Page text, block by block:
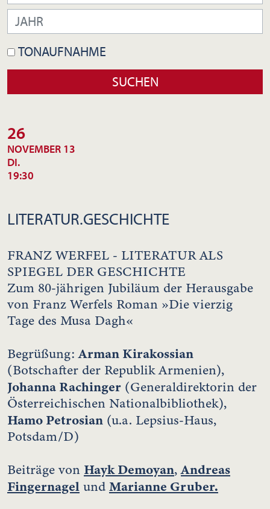
TONAUFNAHME
26
NOVEMBER 13
DI.
19:30
LITERATUR.GESCHICHTE
FRANZ WERFEL - LITERATUR ALS
SPIEGEL DER GESCHICHTE
Zum 80-jährigen Jubiläum der Herausgabe
von Franz Werfels Roman »Die vierzig
Tage des Musa Dagh«
Begrüßung:Arman Kirakossian
(Botschafter der Republik Armenien),
Johanna Rachinger (Generaldirektorin der
Österreichischen Nationalbibliothek),
Hamo Petrosian (u.a. Lepsius-Haus,
Potsdam/D)
Beiträge von Hayk Demoyan,Andreas
Fingernagel und Marianne Gruber.